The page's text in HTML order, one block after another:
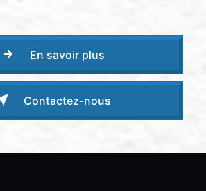
En savoir plus
Contactez-nous